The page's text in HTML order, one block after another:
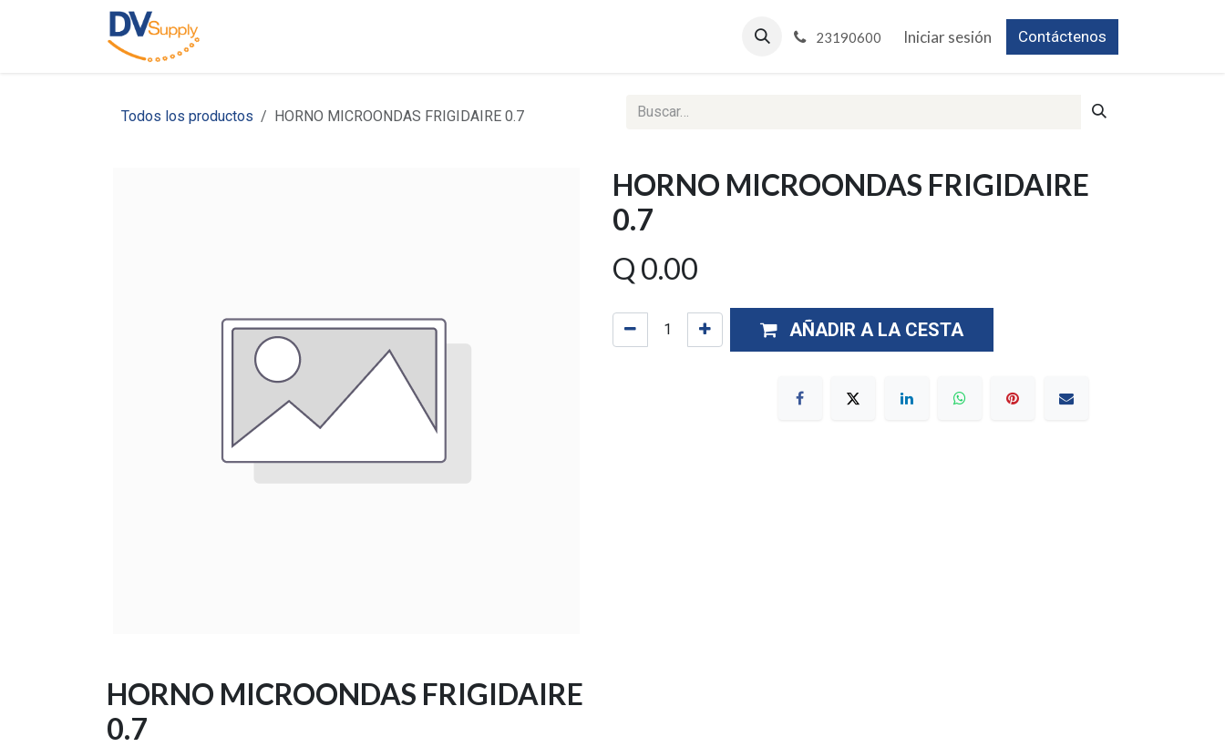
Reportes Web 23190600 Iniciar sesión Contáctenos
Todos los productos HORNO MICROONDAS FRIGIDAIRE 0.7
HORNO MICROONDAS FRIGIDAIRE
0.7
Q 0.00
AÑADIR A LA CESTA
HORNO MICROONDAS FRIGIDAIRE
0.7